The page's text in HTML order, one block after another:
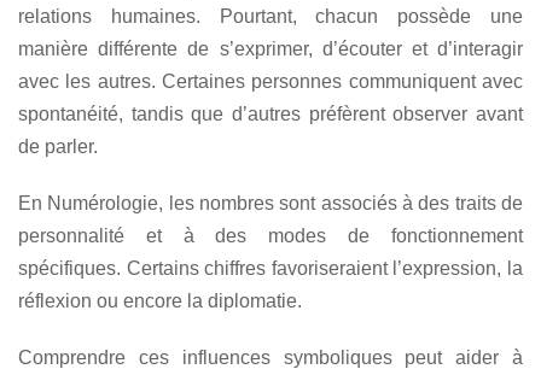
relations humaines. Pourtant, chacun possède une
manière différente de s’exprimer, d’écouter et d’interagir
avec les autres. Certaines personnes communiquent avec
spontanéité, tandis que d’autres préfèrent observer avant
de parler.
En Numérologie, les nombres sont associés à des traits de
personnalité et à des modes de fonctionnement
spécifiques. Certains chiffres favoriseraient l’expression, la
réflexion ou encore la diplomatie.
Comprendre ces influences symboliques peut aider à